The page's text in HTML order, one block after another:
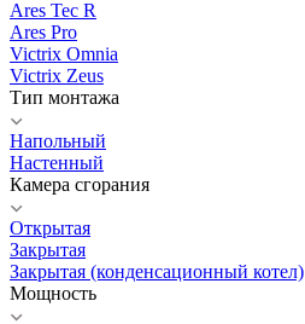
Ares Tec R
Ares Pro
Victrix Omnia
Victrix Zeus
Тип монтажа
Напольный
Настенный
Камера сгорания
Открытая
Закрытая
Закрытая (конденсационный котел)
Мощность